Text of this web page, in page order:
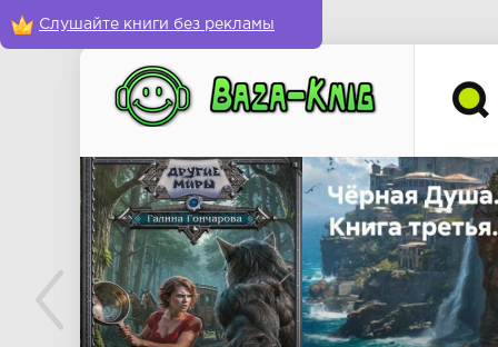
Слушайте книги без рекламы